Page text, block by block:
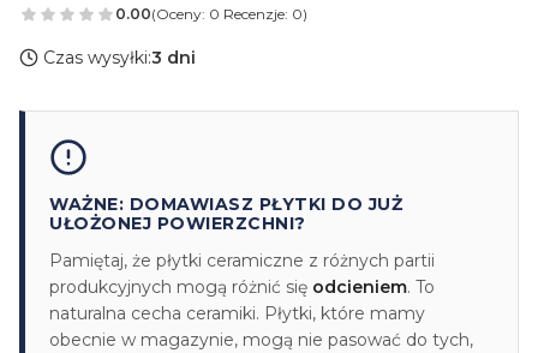
0.00(Oceny: 0 Recenzje: 0)
Czas wysyłki:3 dni
WAŻNE: DOMAWIASZ PŁYTKI DO JUŻ
UŁOŻONEJ POWIERZCHNI?
Pamiętaj, że płytki ceramiczne z różnych partii
produkcyjnych mogą różnić się odcieniem. To
naturalna cecha ceramiki. Płytki, które mamy
obecnie w magazynie, mogą nie pasować do tych,